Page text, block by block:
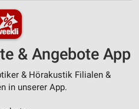
& Angebote App
& Hörakustik Filialen &
in unserer App.